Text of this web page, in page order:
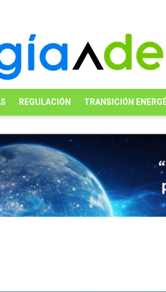
REGULACIÓN TRANSICIÓN